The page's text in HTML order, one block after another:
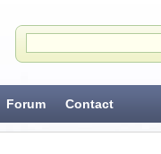
Forum Contact